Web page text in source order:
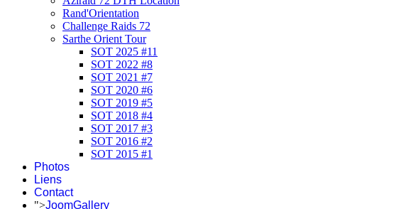
Rand'Orientation
Challenge Raids 72
Sarthe Orient Tour
SOT 2025 #11
SOT 2022 #8
SOT 2021 #7
SOT 2020 #6
SOT 2019 #5
SOT 2018 #4
SOT 2017 #3
SOT 2016 #2
SOT 2015 #1
Photos
Liens
Contact
">JoomGallery